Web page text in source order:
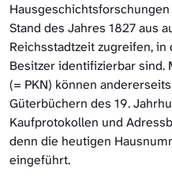
Stand des Jahres 1827 aus
Reichsstadtzeit zugreifen,
Besitzer identifizierbar
(= PKN) können
Güterbüchern des 19.
Kaufprotokollen und
denn die heutigen
eingeführt.